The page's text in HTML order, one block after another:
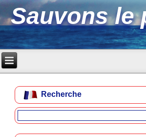
Sauvons le
Recherche